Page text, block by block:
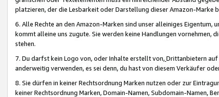
platzieren, der die Lesbarkeit oder Darstellung dieser Amazon-Marke
6. Alle Rechte an den Amazon-Marken sind unser alleiniges
kommt alleine uns zugute. Sie werden keine Handlungen vornehmen,
stehen.
7. Du darfst kein Logo von, oder Inhalte erstellt von,Drittanbietern auf
anderweitig verwenden, es sei denn, du hast von diesem Verkäufer
8. Sie dürfen in keiner Rechtsordnung Marken nutzen oder zur
keiner Rechtsordnung Marken, Domain-Namen, Subdomain-Namen,